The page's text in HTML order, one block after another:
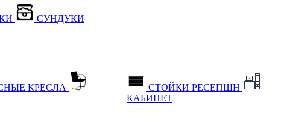
СУНДУКИ
КРЕСЛА
СТОЙКИ РЕСЕПШН
КАБИНЕТ